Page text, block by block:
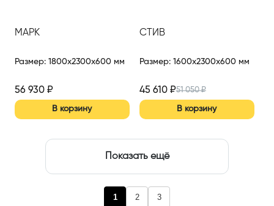
МАРК
Размер: 1800x2300x600 мм
56 930 ₽
В корзину
СТИВ
Размер: 1600x2300x600 мм
45 610₽51 050₽
В корзину
Показать ещё
1 2 3